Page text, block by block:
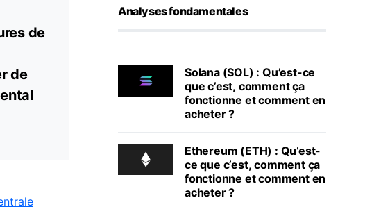
de
de
Analyses fondamentales
Solana (SOL) : Qu’est-ce
que c’est, comment ça
fonctionne et comment en
acheter ?
Ethereum (ETH) : Qu’est-
ce que c’est, comment ça
fonctionne et comment en
acheter ?